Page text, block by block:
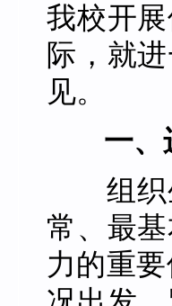
我校开
际，就
见。
一、
组织
常、最
力的重